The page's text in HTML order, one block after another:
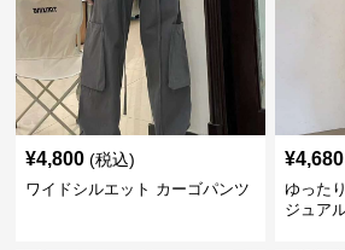
¥4,800 (税込)
ワイドシルエット カーゴパンツ
¥4,680
ゆった
ジュア